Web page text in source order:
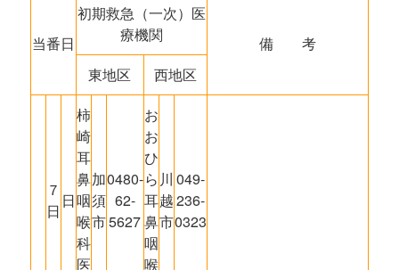
当番日
初期救急（一次）医
療機関
備 考
東地区
西地区
７
日
日
柿
崎
耳
鼻
咽
喉
科
医
加
須
市
0480-
62-
5627
お
お
ひ
ら
耳
鼻
咽
喉
川
越
市
049-
236-
0323